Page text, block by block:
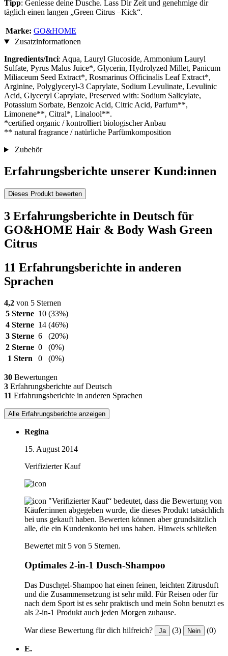
Tipp: Geniesse deine Dusche. Lass Dir Zeit und genehmige dir
täglich einen langen „Green Citrus –Kick“.
Marke: GO&HOME
Zusatzinformationen
Ingredients/Inci: Aqua, Lauryl Glucoside, Ammonium Lauryl
Sulfate, Pyrus Malus Juice*, Glycerin, Hydrolyzed Millet, Panicum
Miliaceum Seed Extract*, Rosmarinus Officinalis Leaf Extract*,
Arginine, Polyglyceryl-3 Caprylate, Sodium Levulinate, Levulinic
Acid, Glyceryl Caprylate, Preserved with: Sodium Salicylate,
Potassium Sorbate, Benzoic Acid, Citric Acid, Parfum**,
Limonene**, Citral*, Linalool**.
*certified organic / kontrolliert biologischer Anbau
** natural fragrance / natürliche Parfümkomposition
Zubehör
Erfahrungsberichte unserer Kund:innen
Dieses Produkt bewerten
3 Erfahrungsberichte in Deutsch für
GO&HOME Hair & Body Wash Green
Citrus
11 Erfahrungsberichte in anderen
Sprachen
4,2 von 5 Sternen
5 Sterne 10 (33%)
4 Sterne 14 (46%)
3 Sterne 6
(20%)
2 Sterne 0
(0%)
1 Stern
0 (0%)
30 Bewertungen
3 Erfahrungsberichte auf Deutsch
11 Erfahrungsberichte in anderen Sprachen
Alle Erfahrungsberichte anzeigen
Regina
15. August 2014
Verifizierter Kauf
"Verifizierter Kauf“ bedeutet, dass die Bewertung von
Käufer:innen abgegeben wurde, die dieses Produkt tatsächlich
bei uns gekauft haben. Bewerten können aber grundsätzlich
alle, die ein Kundenkonto bei uns haben. Hinweis schließen
Bewertet mit 5 von 5 Sternen.
Optimales 2-in-1 Dusch-Shampoo
Das Duschgel-Shampoo hat einen feinen, leichten Zitrusduft
und die Zusammensetzung ist sehr mild. Für Reisen oder für
nach dem Sport ist es sehr praktisch und mein Sohn benutzt es
als 2-in-1 Produkt auch jeden Morgen zuhause.
War diese Bewertung für dich hilfreich? Ja (3) Nein (0)
E.